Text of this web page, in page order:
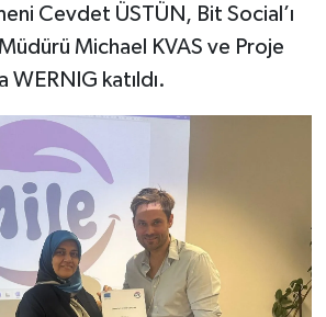
Cevdet ÜSTÜN, Bit Social’ı
Michael KVAS ve Proje
WERNIG katıldı.